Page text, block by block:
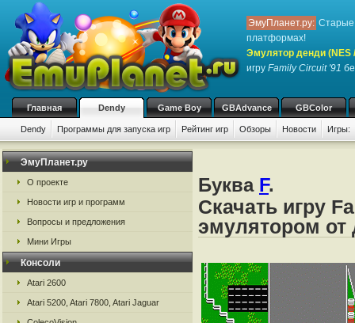
ЭмуПланет.ру: Старые
платформах!
Эмулятор денди (NES
игру Family Circuit '91
Главная Dendy Game Boy GBAdvance GBColor
Dendy Программы для запуска игр Рейтинг игр Обзоры Новости Игры:
ЭмуПланет.ру
О проекте
Новости игр и программ
Вопросы и предложения
Мини Игры
Консоли
Atari 2600
Atari 5200, Atari 7800, Atari Jaguar
Буква F.
Скачать игру
эмулятором от